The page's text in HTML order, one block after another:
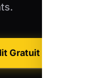
Gratuit